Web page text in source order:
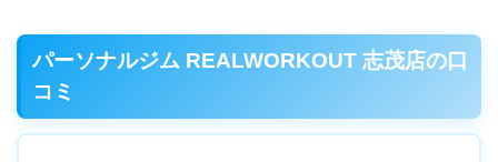
パーソナルジム REALWORKOUT 志茂店の口
コミ